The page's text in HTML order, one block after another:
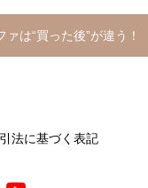
は“買った後”が違う！
法に基づく表記